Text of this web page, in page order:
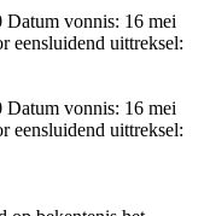
vonnis: 16 mei
uittreksel:
vonnis: 16 mei
uittreksel: